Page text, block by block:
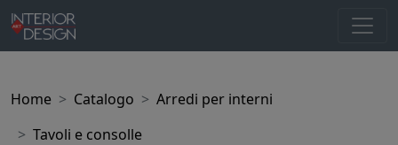
Home Catalogo
Arredi per interni
Tavoli e consolle